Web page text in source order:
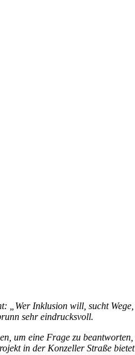
Inklusion will, sucht
sehr eindrucksvoll.
um eine Frage zu
in der Konzeller Straße